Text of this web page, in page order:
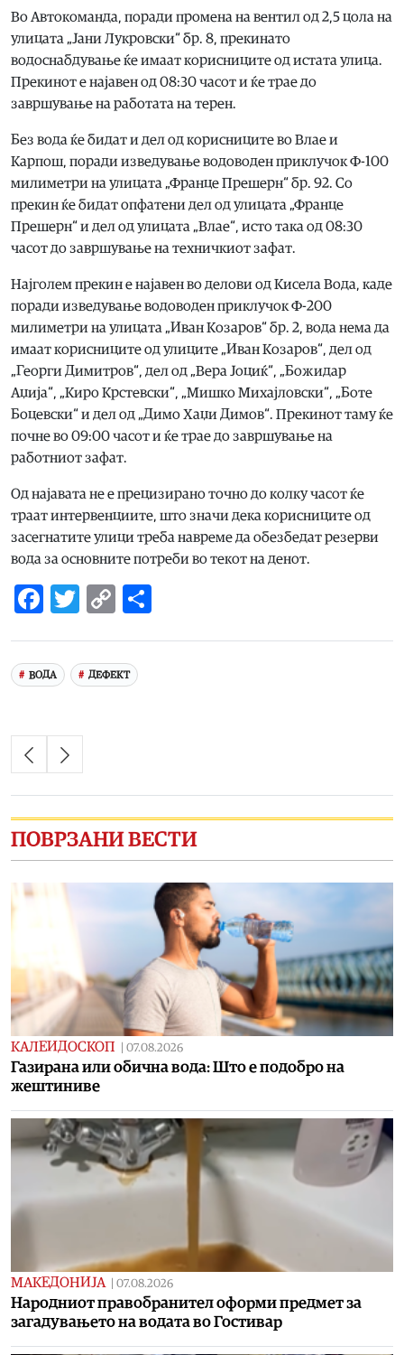
Во Автокоманда, поради промена на вентил од 2,5 цола на
улицата „Јани Лукровски“ бр. 8, прекинато
водоснабдување ќе имаат корисниците од истата улица.
Прекинот е најавен од 08:30 часот и ќе трае до
завршување на работата на терен.
Без вода ќе бидат и дел од корисниците во Влае и
Карпош, поради изведување водоводен приклучок Ф-100
милиметри на улицата „Франце Прешерн“ бр. 92. Со
прекин ќе бидат опфатени дел од улицата „Франце
Прешерн“ и дел од улицата „Влае“, исто така од 08:30
часот до завршување на техничкиот зафат.
Најголем прекин е најавен во делови од Кисела Вода, каде
поради изведување водоводен приклучок Ф-200
милиметри на улицата „Иван Козаров“ бр. 2, вода нема да
имаат корисниците од улиците „Иван Козаров“, дел од
„Георги Димитров“, дел од „Вера Јоциќ“, „Божидар
Аџија“, „Киро Крстевски“, „Мишко Михајловски“, „Боте
Боцевски“ и дел од „Димо Хаџи Димов“. Прекинот таму ќе
почне во 09:00 часот и ќе трае до завршување на
работниот зафат.
Од најавата не е прецизирано точно до колку часот ќе
траат интервенциите, што значи дека корисниците од
засегнатите улици треба навреме да обезбедат резерви
вода за основните потреби во текот на денот.
Facebook
Twitter
Copy
ВОДА ДЕФЕКТ
ПОВРЗАНИ ВЕСТИ
КАЛЕИДОСКОП 07.08.2026
Газирана или обична вода: Што е подобро на
жештиниве
МАКЕДОНИЈА 07.08.2026
Народниот правобранител оформи предмет за
загадувањето на водата во Гостивар